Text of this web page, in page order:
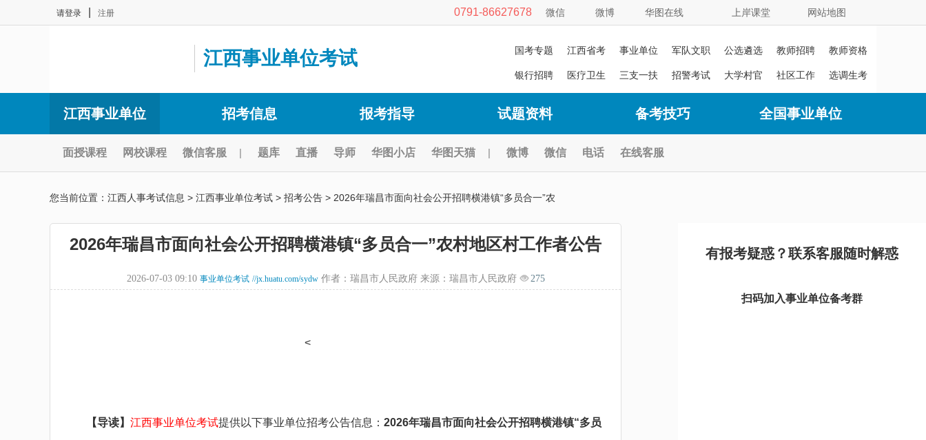
请登录 注册 微信 微博 华图在线 上岸课堂 网站地图
0791-86627678
江西事业单位考试 国考专题 江西省考 事业单位 军队文职 公选遴选 教师招聘
教师资格
证
银行招聘 医疗卫生 三支一扶 招警考试 大学村官
社区工作
选调生考
江西事业单位 招考信息 报考指导 试题资料 备考技巧 全国事业单位
面授课程 网校课程 微信客服 | 题库 直播 导师 华图小店 华图天猫 | 微博 微信 电话 在线客服
您当前位置： 江西人事考试信息 > 江西事业单位考试 > 招考公告 > 2026年瑞昌市面向社会公开招聘横港镇“多员合一”农
2026年瑞昌市面向社会公开招聘横港镇“多员合一”农村地区村工作者公告
2026-07-03 09:10 事业单位考试 //jx.huatu.com/sydw作者：瑞昌市人民政府 来源：瑞昌市人民政府 275
<
【导读】 江西事业单位考试提供以下事业单位招考公告信息： 2026年瑞昌市面向社会公开招聘横港镇“多员
有报考疑惑？联系客服随时解惑
扫码加入事业单位备考群